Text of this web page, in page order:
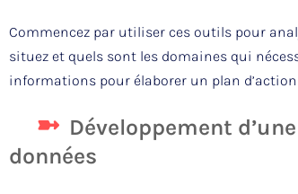
Commencez par utiliser ces outils pour
situez et quels sont les domaines qui
informations pour élaborer un plan
Développement
données